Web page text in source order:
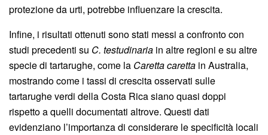
protezione da urti, potrebbe influenzare la crescita.
Infine, i risultati ottenuti sono stati messi a confronto con
studi precedenti su C. testudinaria in altre regioni e su altre
specie di tartarughe, come la Caretta caretta in Australia,
mostrando come i tassi di crescita osservati sulle
tartarughe verdi della Costa Rica siano quasi doppi
rispetto a quelli documentati altrove. Questi dati
evidenziano l’importanza di considerare le specificità locali